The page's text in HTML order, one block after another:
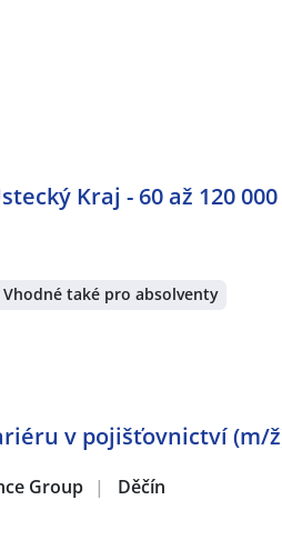
Kraj - 60 až 120 000
Vhodné také pro absolventy
v pojišťovnictví (m/
Group | Děčín